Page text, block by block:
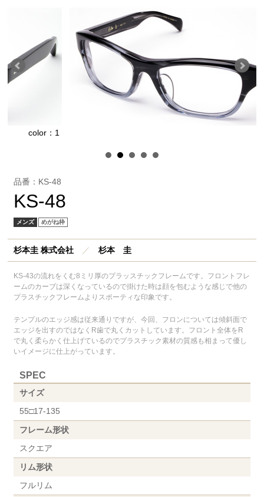
品番：KS-48
KS-48
メンズ めがね枠
杉本圭 株式会社 ／杉本 圭
KS-43の流れをくむ8ミリ厚のプラッスチックフレームです。フロントフレ
ームのカーブは深くなっているので掛けた時は顔を包むような感じで他の
プラスチックフレームよりスポーティな印象です。
テンプルのエッジ感は従来通りですが、今回、フロンについては傾斜面で
エッジを出すのではなくR歯で丸くカットしています。フロント全体をR
で丸く柔らかく仕上げているのでプラスチック素材の質感も相まって優し
いイメージに仕上がっています。
SPEC
サイズ
55□17-135
フレーム形状
スクエア
リム形状
フルリム